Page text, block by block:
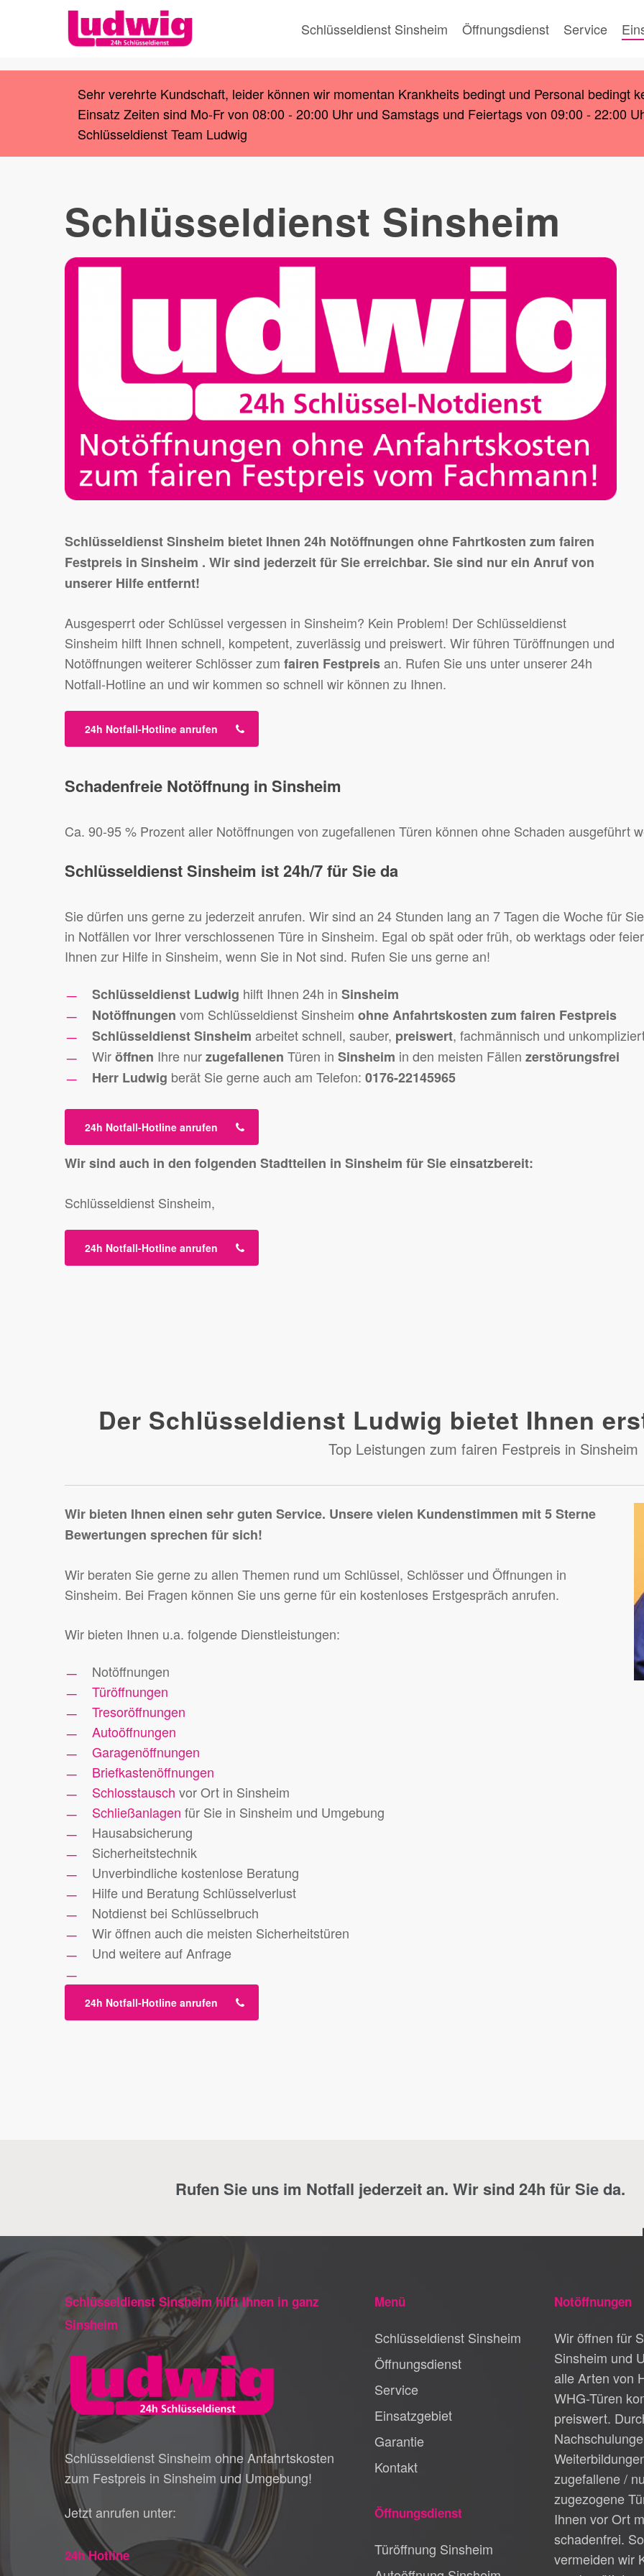
content
Schlüsseldienst Sinsheim Öffnungsdienst Service
Sehr verehrte Kundschaft, leider können wir momentan Krankheits bedingt und Personal bedingt
Einsatz Zeiten sind Mo-Fr von 08:00 - 20:00 Uhr und Samstags und Feiertags von 09:00 - 22:00
Schlüsseldienst Team Ludwig
Schlüsseldienst Sinsheim
Schlüsseldienst Sinsheim bietet Ihnen 24h Notöffnungen ohne Fahrtkosten zum fairen
Festpreis in Sinsheim . Wir sind jederzeit für Sie erreichbar. Sie sind nur ein Anruf von
unserer Hilfe entfernt!
Ausgesperrt oder Schlüssel vergessen in Sinsheim? Kein Problem! Der Schlüsseldienst
Sinsheim hilft Ihnen schnell, kompetent, zuverlässig und preiswert. Wir führen Türöffnungen und
Notöffnungen weiterer Schlösser zumfairen Festpreisan. Rufen Sie uns unter unserer 24h
Notfall-Hotline an und wir kommen so schnell wir können zu Ihnen.
24h Notfall-Hotline anrufen
Schadenfreie Notöffnung in Sinsheim
Ca. 90-95 % Prozent aller Notöffnungen von zugefallenen Türen können ohne Schaden ausgeführt
Schlüsseldienst Sinsheim ist 24h/7 für Sie da
Sie dürfen uns gerne zu jederzeit anrufen. Wir sind an 24 Stunden lang an 7 Tagen die Woche für
in Notfällen vor Ihrer verschlossenen Türe in Sinsheim. Egal ob spät oder früh, ob werktags oder
Ihnen zur Hilfe in Sinsheim, wenn Sie in Not sind. Rufen Sie uns gerne an!
Schlüsseldienst Ludwig hilft Ihnen 24h inSinsheim
Notöffnungen vom Schlüsseldienst Sinsheimohne Anfahrtskosten zum fairen Festpreis
Schlüsseldienst Sinsheimarbeitet schnell, sauber, preiswert, fachmännisch und
Wiröffnen Ihre nurzugefallenen Türen inSinsheim in den meisten Fällenzerstörungsfrei
Herr Ludwig berät Sie gerne auch am Telefon:0176-22145965
24h Notfall-Hotline anrufen
Wir sind auch in den folgenden Stadtteilen in Sinsheim für Sie einsatzbereit:
Schlüsseldienst Sinsheim,
24h Notfall-Hotline anrufen
Der Schlüsseldienst Ludwig bietet Ihnen
Top Leistungen zum fairen Festpreis in Sinsheim
Wir bieten Ihnen einen sehr guten Service. Unsere vielen Kundenstimmen mit 5 Sterne
Bewertungen sprechen für sich!
Wir beraten Sie gerne zu allen Themen rund um Schlüssel, Schlösser und Öffnungen in
Sinsheim. Bei Fragen können Sie uns gerne für ein kostenloses Erstgespräch anrufen.
Wir bieten Ihnen u.a. folgende Dienstleistungen:
Notöffnungen
Türöffnungen
Tresoröffnungen
Autoöffnungen
Garagenöffnungen
Briefkastenöffnungen
Schlosstausch vor Ort in Sinsheim
Schließanlagen für Sie in Sinsheim und Umgebung
Hausabsicherung
Sicherheitstechnik
Unverbindliche kostenlose Beratung
Hilfe und Beratung Schlüsselverlust
Notdienst bei Schlüsselbruch
Wir öffnen auch die meisten Sicherheitstüren
Und weitere auf Anfrage
24h Notfall-Hotline anrufen
Rufen Sie uns im Notfall jederzeit an. Wir sind 24h für Sie da.
Schlüsseldienst Sinsheim hilft Ihnen in ganz
Sinsheim
Schlüsseldienst Sinsheim ohne Anfahrtskosten
zum Festpreis in Sinsheim und Umgebung!
Jetzt anrufen unter:
24h Hotline
Menü
Schlüsseldienst Sinsheim
Öffnungsdienst
Service
Einsatzgebiet
Garantie
Kontakt
Öffnungsdienst
Türöffnung Sinsheim
Notöffnungen
Wir öffnen für
Sinsheim und
alle Arten von
WHG-Türen
preiswert.
zugefallene /
zugezogene
Ihnen vor Ort
schadenfrei.
vermeiden wir